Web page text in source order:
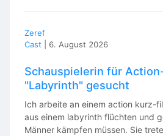
Zeref
Cast
6. August 2026
Schauspielerin für
"Labyrinth" gesucht
Ich arbeite an einem action kurz-
aus einem labyrinth flüchten und
Männer kämpfen müssen. Sie